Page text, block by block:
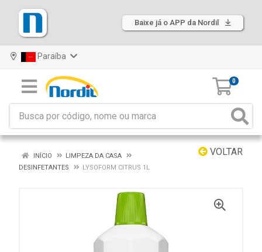
Baixe já o APP da Nordil
Paraíba
0
VOLTAR
INÍCIO
LIMPEZA DA CASA
DESINFETANTES
LYSOFORM CITRUS 1L